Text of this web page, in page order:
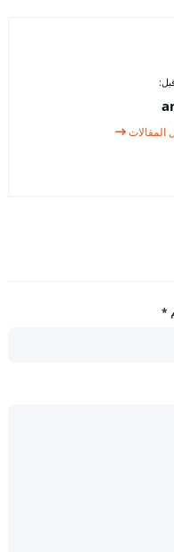
*